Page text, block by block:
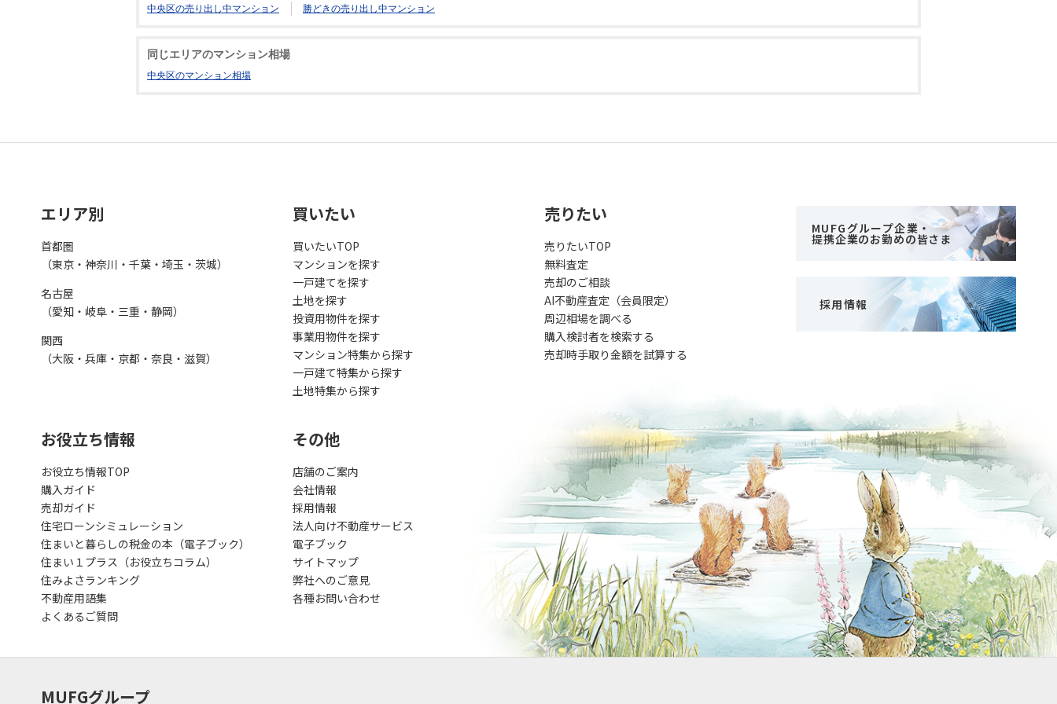
中央区の売り出し中マンション 勝どきの売り出し中マンション
同じエリアのマンション相場
中央区のマンション相場
エリア別
首都圏
（東京・神奈川・千葉・埼玉・茨城）
名古屋
（愛知・岐阜・三重・静岡）
関西
（大阪・兵庫・京都・奈良・滋賀）
買いたい
買いたいTOP
マンションを探す
一戸建てを探す
土地を探す
投資用物件を探す
事業用物件を探す
マンション特集から探す
一戸建て特集から探す
土地特集から探す
売りたい
売りたいTOP
無料査定
売却のご相談
AI不動産査定（会員限定）
周辺相場を調べる
購入検討者を検索する
売却時手取り金額を試算する
MUFGグループ企業・
提携企業のお勤めの皆さま
採用情報
お役立ち情報
お役立ち情報TOP
購入ガイド
売却ガイド
住宅ローンシミュレーション
住まいと暮らしの税金の本（電子ブック）
住まい１プラス（お役立ちコラム）
住みよさランキング
不動産用語集
よくあるご質問
その他
店舗のご案内
会社情報
採用情報
法人向け不動産サービス
電子ブック
サイトマップ
弊社へのご意見
各種お問い合わせ
MUFGグループ